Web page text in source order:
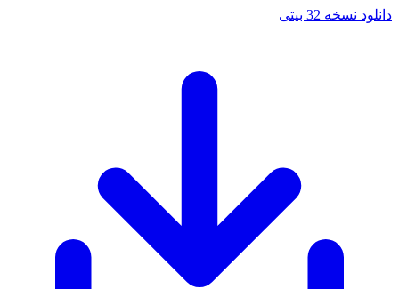
دانلود نسخه 32 بیتی